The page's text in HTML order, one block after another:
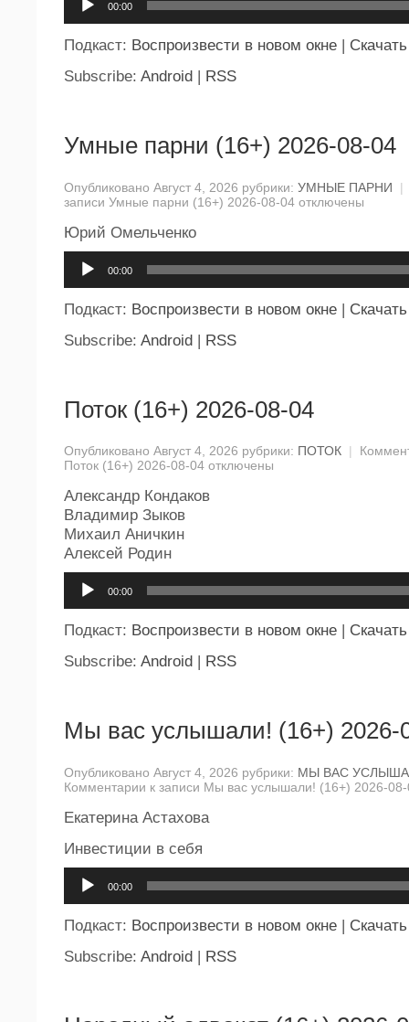
00:00
Подкаст: Воспроизвести в новом окне
Скачать
Subscribe: Android RSS
Умные парни (16+) 2026-08-04
Опубликовано Август 4, 2026 рубрики: УМНЫЕ ПАРНИ
|
записи Умные парни (16+) 2026-08-04 отключены
Юрий Омельченко
00:00
Подкаст: Воспроизвести в новом окне | Скачать
Subscribe: Android | RSS
Поток (16+) 2026-08-04
Опубликовано Август 4, 2026 рубрики: ПОТОК |
Поток (16+) 2026-08-04 отключены
Александр Кондаков
Владимир Зыков
Михаил Аничкин
Алексей Родин
00:00
Подкаст: Воспроизвести в новом окне
Скачать
Subscribe: Android RSS
Мы вас услышали! (16+) 2026-
Опубликовано Август 4, 2026 рубрики: МЫ ВАС
Комментарии к записи Мы вас услышали! (16+) 2026-
Екатерина Астахова
Инвестиции в себя
00:00
Подкаст: Воспроизвести в новом окне | Скачать
Subscribe: Android | RSS